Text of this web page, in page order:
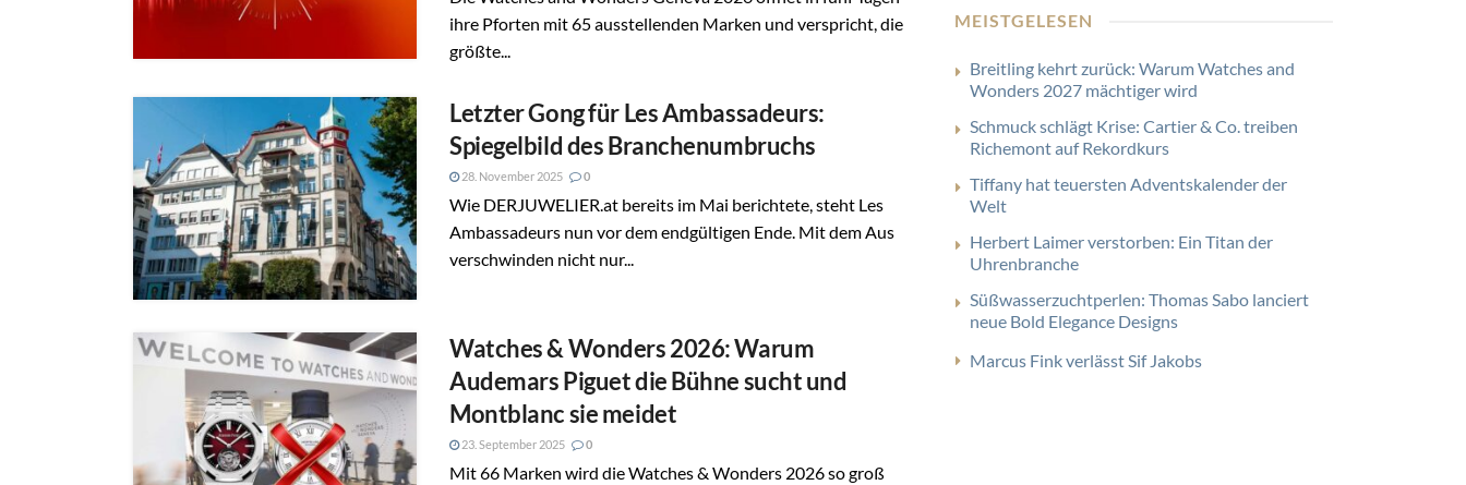
ihre Pforten mit 65 ausstellenden Marken und verspricht, die
größte...
Letzter Gong für Les Ambassadeurs:
Spiegelbild des Branchenumbruchs
28. November 2025 0
Wie DERJUWELIER.at bereits im Mai berichtete, steht Les
Ambassadeurs nun vor dem endgültigen Ende. Mit dem Aus
verschwinden nicht nur...
Watches & Wonders 2026: Warum
Audemars Piguet die Bühne sucht und
Montblanc sie meidet
23. September 2025 0
Mit 66 Marken wird die Watches & Wonders 2026 so groß
MEISTGELESEN
Breitling kehrt zurück: Warum Watches and
Wonders 2027 mächtiger wird
Schmuck schlägt Krise: Cartier & Co. treiben
Richemont auf Rekordkurs
Tiffany hat teuersten Adventskalender der
Welt
Herbert Laimer verstorben: Ein Titan der
Uhrenbranche
Süßwasserzuchtperlen: Thomas Sabo lanciert
neue Bold Elegance Designs
Marcus Fink verlässt Sif Jakobs